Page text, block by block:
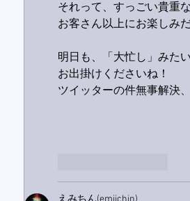
それって、すっごい貴重
お客さん以上にお楽しみ
明日も、「大忙し」みた
お出掛けくださいね！
ツイッターの件無事解決